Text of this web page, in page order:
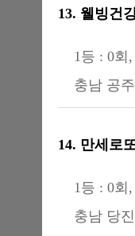
13. 웰빙건
1등 : 0회
충남 공
14. 만세로
1등 : 0회
충남 당